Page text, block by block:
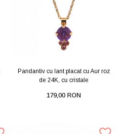
Pandantiv cu lant placat cu Aur roz
de 24K, cu cristale
179,00 RON